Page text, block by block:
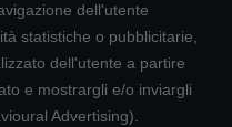
dell'utente
statistiche o pubblicitarie,
dell'utente a partire
e mostrargli e/o inviargli
Advertising).